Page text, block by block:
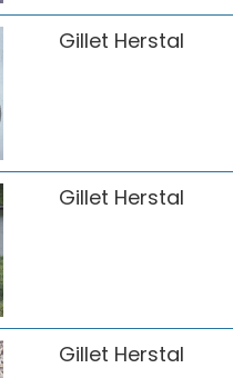
Gillet Herstal
Gillet Herstal
Gillet Herstal